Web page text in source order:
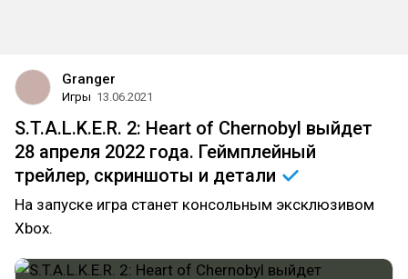
Granger
Игры 13.06.2021
S.T.A.L.K.E.R. 2: Heart of Chernobyl выйдет
28 апреля 2022 года. Геймплейный
трейлер, скриншоты и детали
На запуске игра станет консольным эксклюзивом
Xbox.